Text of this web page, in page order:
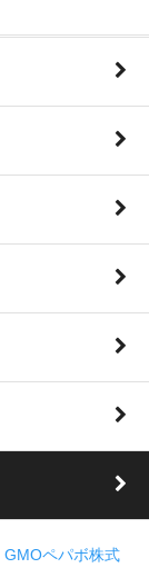
GMOペパボ株式